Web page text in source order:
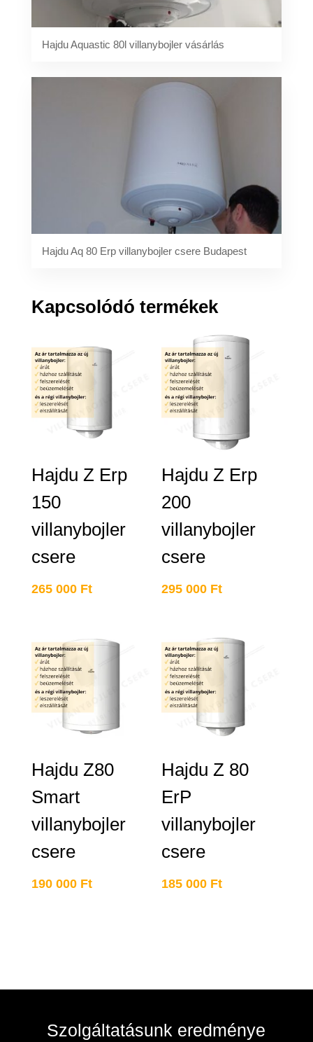
Hajdu Aquastic 80l villanybojler vásárlás
Hajdu Aq 80 Erp villanybojler csere Budapest
Kapcsolódó termékek
Hajdu Z Erp
150
villanybojler
csere
265 000 Ft
Hajdu Z Erp
200
villanybojler
csere
295 000 Ft
Hajdu Z80
Smart
villanybojler
csere
190 000 Ft
Hajdu Z 80
ErP
villanybojler
csere
185 000 Ft
Szolgáltatásunk eredménye